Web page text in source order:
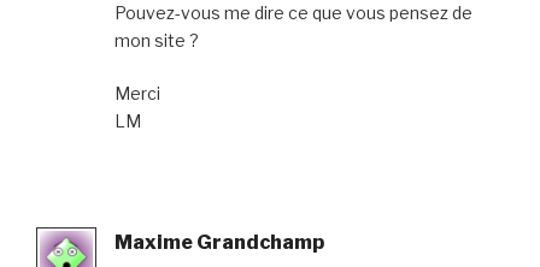
Pouvez-vous me dire ce que vous pensez de
mon site ?
Merci
LM
Maxime Grandchamp